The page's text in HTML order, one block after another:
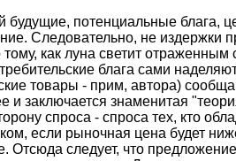
потенциальные блага,
Следовательно, не издержки
как луна светит
блага сами
товары - прим, автора)
и заключается знаменитая
спроса - спроса тех, кто
если рыночная цена будет
Отсюда следует, что